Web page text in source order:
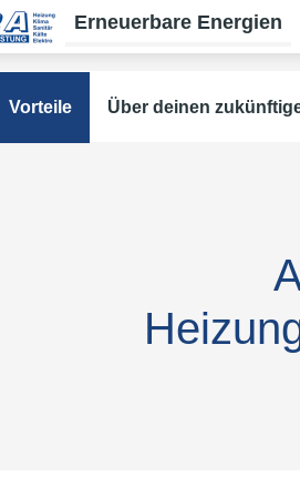
Erneuerbare Energien
Vorteile Über deinen